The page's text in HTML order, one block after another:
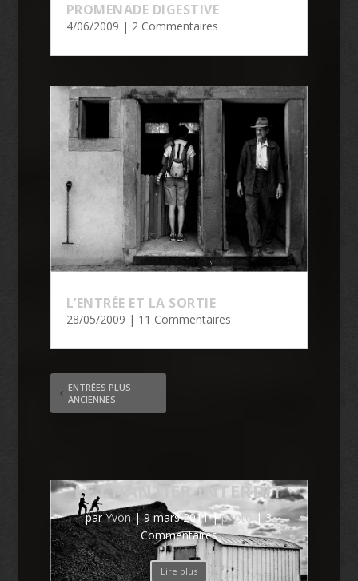
PROMENADE DIGESTIVE
4/06/2009 | 2 Commentaires
L’ENTRÉE ET LA SORTIE
28/05/2009 | 11 Commentaires
ENTRÉES PLUS
ANCIENNES
LE CHANTIER INTERDIT
parYvon|9 mars 2011|photo| 3
Commentaires
Lire plus